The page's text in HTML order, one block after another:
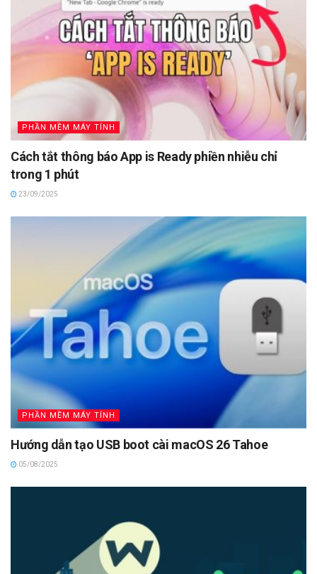
PHẦN MỀM MÁY TÍNH
Cách tắt thông báo App is Ready phiền nhiễu chỉ
trong 1 phút
23/09/2025
PHẦN MỀM MÁY TÍNH
Hướng dẫn tạo USB boot cài macOS 26 Tahoe
05/08/2025